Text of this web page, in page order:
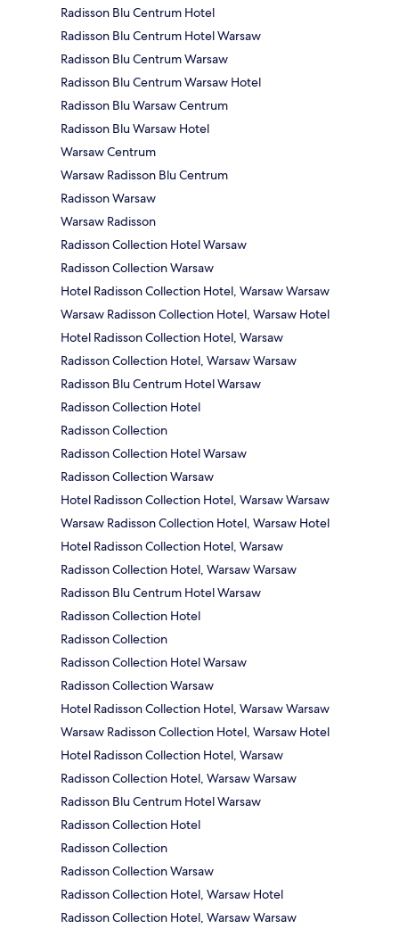
Radisson Blu Centrum Hotel
Radisson Blu Centrum Hotel Warsaw
Radisson Blu Centrum Warsaw
Radisson Blu Centrum Warsaw Hotel
Radisson Blu Warsaw Centrum
Radisson Blu Warsaw Hotel
Warsaw Centrum
Warsaw Radisson Blu Centrum
Radisson Warsaw
Warsaw Radisson
Radisson Collection Hotel Warsaw
Radisson Collection Warsaw
Hotel Radisson Collection Hotel, Warsaw Warsaw
Warsaw Radisson Collection Hotel, Warsaw Hotel
Hotel Radisson Collection Hotel, Warsaw
Radisson Collection Hotel, Warsaw Warsaw
Radisson Blu Centrum Hotel Warsaw
Radisson Collection Hotel
Radisson Collection
Radisson Collection Hotel Warsaw
Radisson Collection Warsaw
Hotel Radisson Collection Hotel, Warsaw Warsaw
Warsaw Radisson Collection Hotel, Warsaw Hotel
Hotel Radisson Collection Hotel, Warsaw
Radisson Collection Hotel, Warsaw Warsaw
Radisson Blu Centrum Hotel Warsaw
Radisson Collection Hotel
Radisson Collection
Radisson Collection Hotel Warsaw
Radisson Collection Warsaw
Hotel Radisson Collection Hotel, Warsaw Warsaw
Warsaw Radisson Collection Hotel, Warsaw Hotel
Hotel Radisson Collection Hotel, Warsaw
Radisson Collection Hotel, Warsaw Warsaw
Radisson Blu Centrum Hotel Warsaw
Radisson Collection Hotel
Radisson Collection
Radisson Collection Warsaw
Radisson Collection Hotel, Warsaw Hotel
Radisson Collection Hotel, Warsaw Warsaw